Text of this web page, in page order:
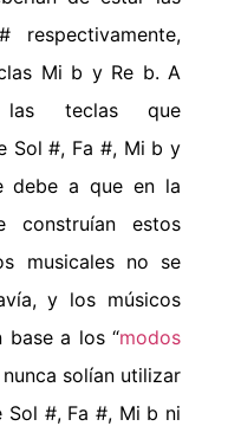
Mi b y Re b. A
las teclas que
Sol #, Fa #, Mi b y
debe a que en la
estos
musicales no se
y los músicos
base a los “modos
nunca solían utilizar
Sol #, Fa #, Mi b ni